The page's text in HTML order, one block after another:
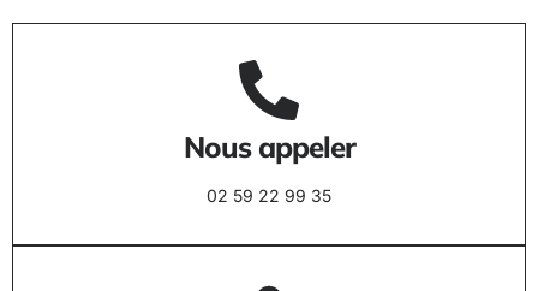
Nous appeler
02 59 22 99 35